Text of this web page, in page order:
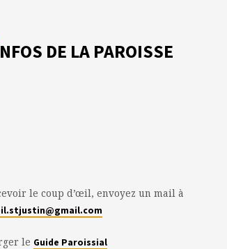
DE LA PAROISSE
le coup d’œil, envoyez un mail à
le Guide Paroissial